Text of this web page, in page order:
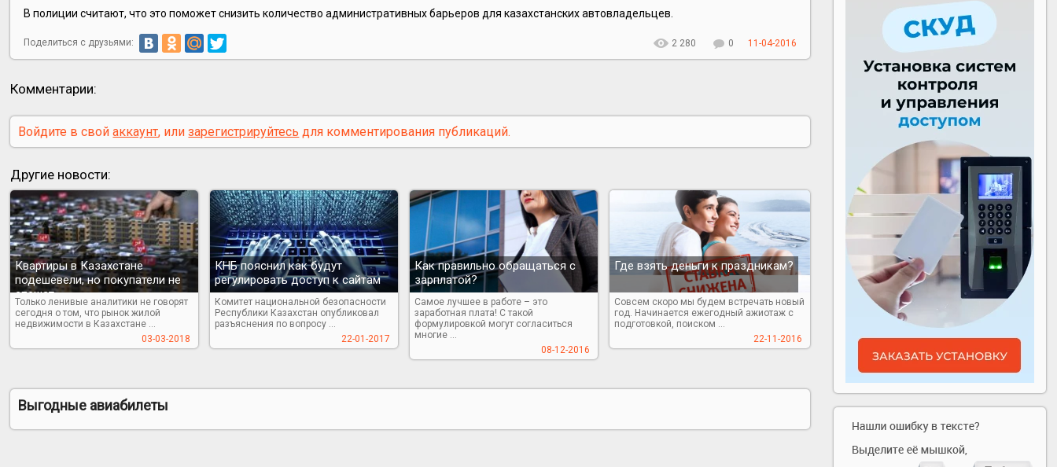
В полиции считают, что это поможет снизить количество административных барьеров для казахстанских автовладельцев.
Поделиться с друзьями: 2 280 0 11-04-2016
Комментарии:
Войдите в свойаккаунт, илизарегистрируйтесь для комментирования публикаций.
Другие новости:
Квартиры в Казахстане
подешевели, но покупатели не
спешат
Только ленивые аналитики не говорят
сегодня о том, что рынок жилой
недвижимости в Казахстане ...
03-03-2018
КНБ пояснил как будут
регулировать доступ к сайтам
Комитет национальной безопасности
Республики Казахстан опубликовал
разъяснения по вопросу ...
22-01-2017
Как правильно обращаться с
зарплатой?
Самое лучшее в работе – это
заработная плата! С такой
формулировкой могут согласиться
многие ...
08-12-2016
Где взять деньги к праздникам?
Совсем скоро мы будем встречать новый
год. Начинается ежегодный ажиотаж с
подготовкой, поиском ...
22-11-2016
Выгодные авиабилеты